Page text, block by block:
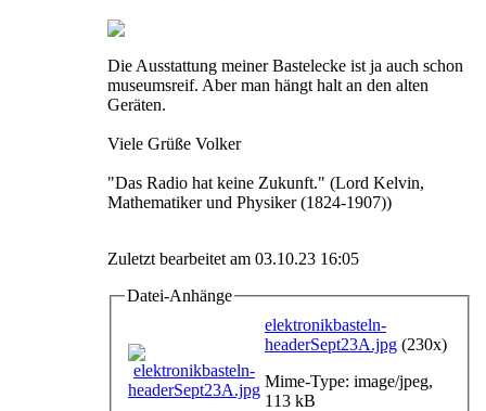
Die Ausstattung meiner Bastelecke ist ja auch schon
museumsreif. Aber man hängt halt an den alten
Geräten.
Viele Grüße Volker
"Das Radio hat keine Zukunft." (Lord Kelvin,
Mathematiker und Physiker (1824-1907))
Zuletzt bearbeitet am 03.10.23 16:05
Datei-Anhänge
elektronikbasteln-
headerSept23A.jpg (230x)
Mime-Type: image/jpeg,
113 kB